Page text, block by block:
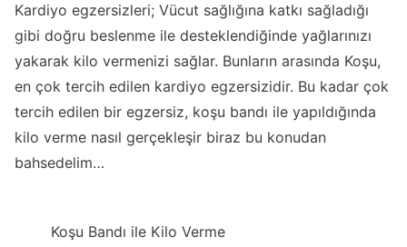
Kardiyo egzersizleri; Vücut sağlığına katkı sağladığı
gibi doğru beslenme ile desteklendiğinde yağlarınızı
yakarak kilo vermenizi sağlar. Bunların arasında Koşu,
en çok tercih edilen kardiyo egzersizidir. Bu kadar çok
tercih edilen bir egzersiz, koşu bandı ile yapıldığında
kilo verme nasıl gerçekleşir biraz bu konudan
bahsedelim…
Koşu Bandı ile Kilo Verme